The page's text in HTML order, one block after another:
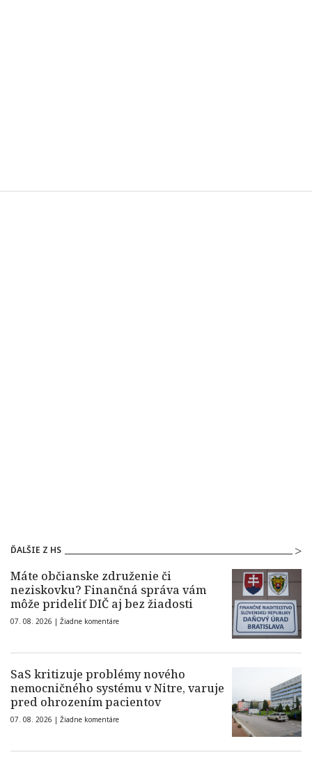
ĎALŠIE Z HS
Máte občianske združenie či
neziskovku? Finančná správa vám
môže prideliť DIČ aj bez žiadosti
07. 08. 2026 | Žiadne komentáre
SaS kritizuje problémy nového
nemocničného systému v Nitre, varuje
pred ohrozením pacientov
07. 08. 2026 | Žiadne komentáre